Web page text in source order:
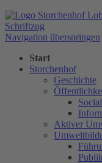
Navigation überspringen
Start
Storchenhof
Geschichte
Aktiver